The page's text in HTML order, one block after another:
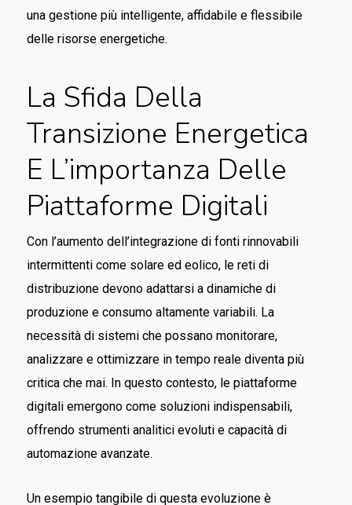
una gestione più intelligente, affidabile e flessibile
delle risorse energetiche.
La Sfida Della
Transizione Energetica
E L’importanza Delle
Piattaforme Digitali
Con l’aumento dell’integrazione di fonti rinnovabili
intermittenti come solare ed eolico, le reti di
distribuzione devono adattarsi a dinamiche di
produzione e consumo altamente variabili. La
necessità di sistemi che possano monitorare,
analizzare e ottimizzare in tempo reale diventa più
critica che mai. In questo contesto, le piattaforme
digitali emergono come soluzioni indispensabili,
offrendo strumenti analitici evoluti e capacità di
automazione avanzate.
Un esempio tangibile di questa evoluzione è